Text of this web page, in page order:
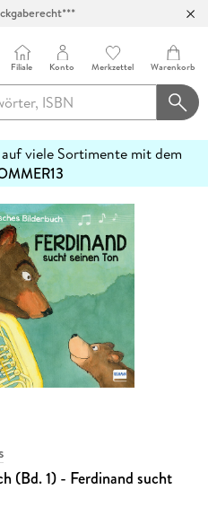
Filiale Konto Merkzettel Warenkorb
viele Sortimente mit dem
(Bd. 1) - Ferdinand sucht